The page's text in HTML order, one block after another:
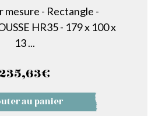
mesure - Rectangle -
HR35 - 179 x 100 x
13 ...
€
au panier